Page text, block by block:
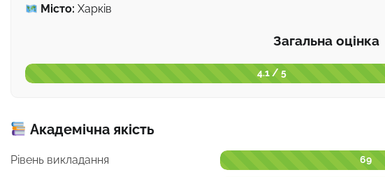
Місто: Харків
Загальна оцінка
4.1 / 5
Академічна якість
Рівень викладання 69